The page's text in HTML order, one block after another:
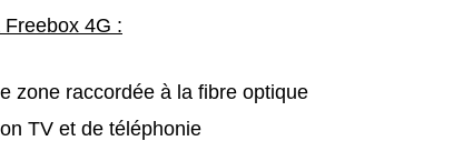
4G :
zone raccordée à la fibre optique
TV et de téléphonie